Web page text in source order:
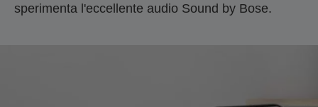
sperimenta l'eccellente audio Sound by Bose.